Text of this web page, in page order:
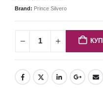
Brand: Prince Silvero